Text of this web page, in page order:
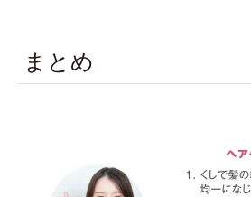
まとめ